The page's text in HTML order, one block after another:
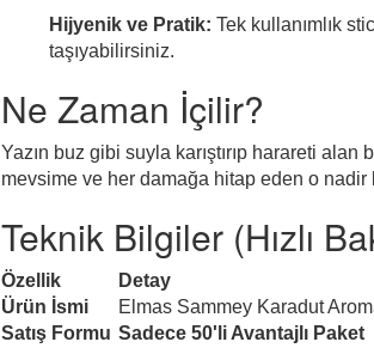
Hijyenik ve Pratik: Tek kullanımlık
taşıyabilirsiniz.
Ne Zaman İçilir?
Yazın buz gibi suyla karıştırıp harareti alan
mevsime ve her damağa hitap eden o nadir
Teknik Bilgiler (Hızlı
Özellik
Detay
Ürün İsmi
Elmas Sammey Karadut
Satış Formu Sadece 50'li Avantajlı Paket